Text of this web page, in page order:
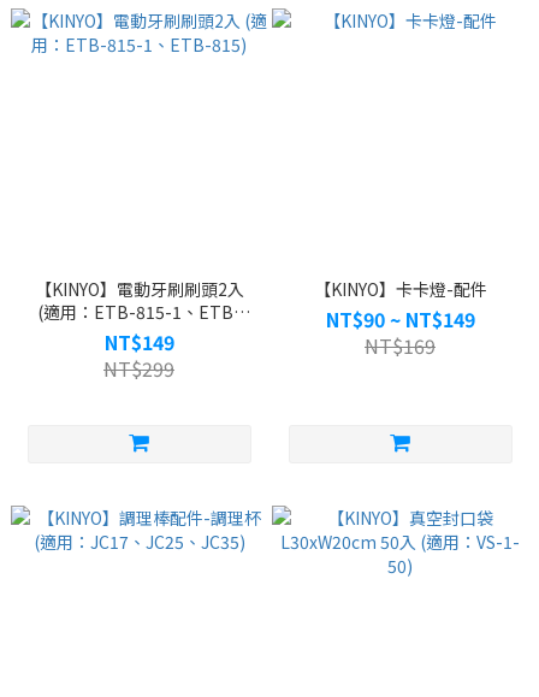
【KINYO】電動牙刷刷頭2入
(適用：ETB-815-1、ETB-
815)
NT$149
NT$299
【KINYO】卡卡燈-配件
NT$90 ~ NT$149
NT$169